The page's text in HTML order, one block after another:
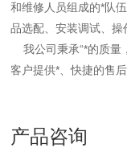
和维修人员组成的*队
品选配、安装调试、操
我公司秉承“*的质量
客户提供*、快捷的售
产品咨询